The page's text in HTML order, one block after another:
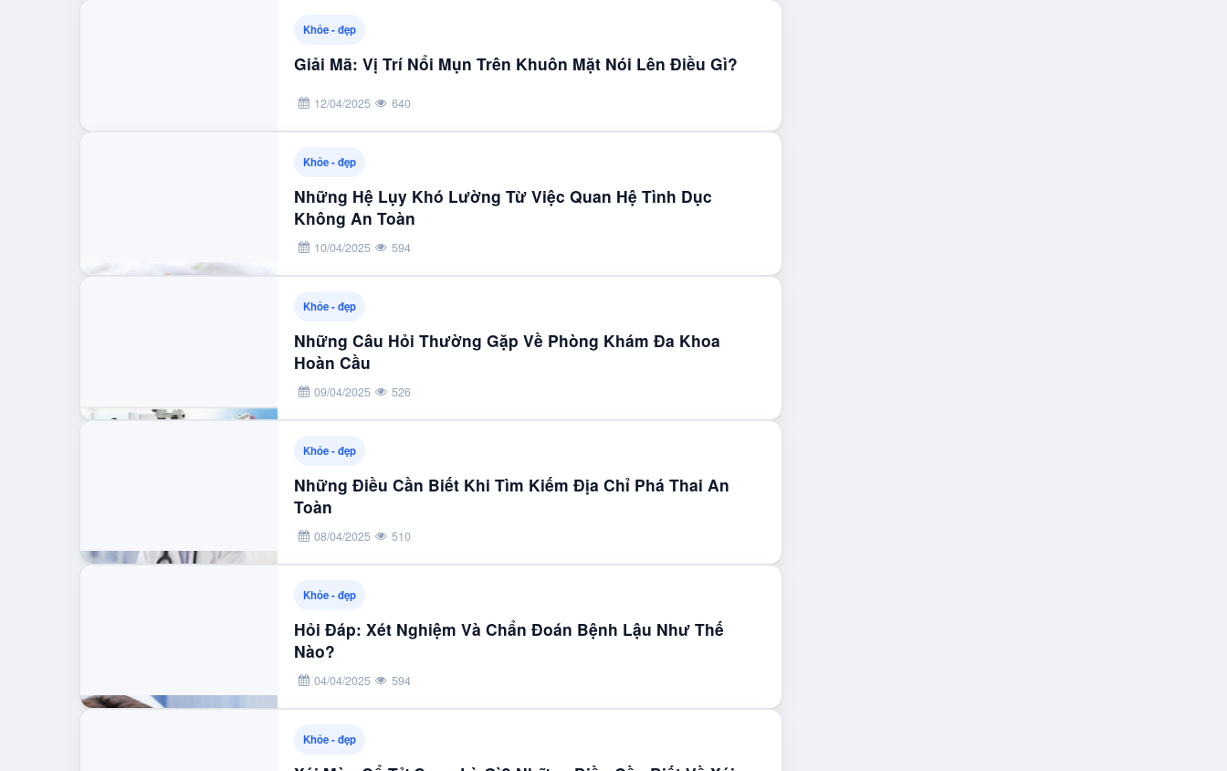
Khỏe - đẹp
Giải Mã: Vị Trí Nổi Mụn Trên Khuôn Mặt Nói Lên Điều Gì?
12/04/2025 640
Khỏe - đẹp
Những Hệ Lụy Khó Lường Từ Việc Quan Hệ Tình Dục
Không An Toàn
10/04/2025 594
Khỏe - đẹp
Những Câu Hỏi Thường Gặp Về Phòng Khám Đa Khoa
Hoàn Cầu
09/04/2025 526
Khỏe - đẹp
Những Điều Cần Biết Khi Tìm Kiếm Địa Chỉ Phá Thai An
Toàn
08/04/2025 510
Khỏe - đẹp
Hỏi Đáp: Xét Nghiệm Và Chẩn Đoán Bệnh Lậu Như Thế
Nào?
04/04/2025 594
Khỏe - đẹp